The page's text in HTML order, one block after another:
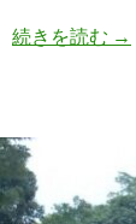
続きを読む 高
ブ
リ
→